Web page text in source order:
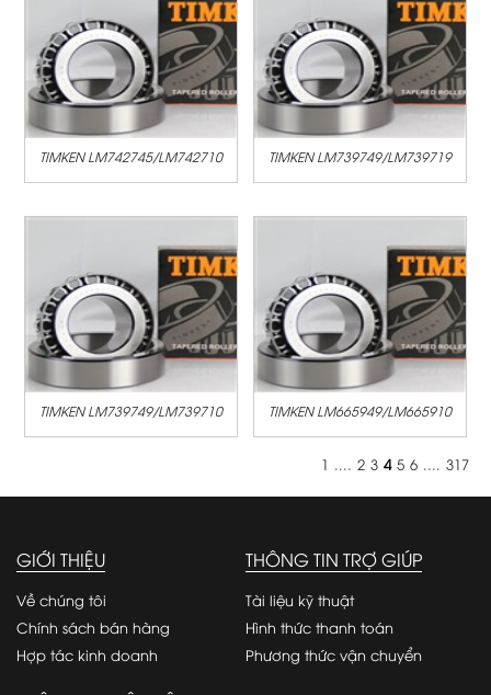
TIMKEN LM742745/LM742710 TIMKEN LM739749/LM739719
TIMKEN LM739749/LM739710 TIMKEN LM665949/LM665910
1 .... 2 3 4 5 6 .... 317
GIỚI THIỆU
Về chúng tôi
Chính sách bán hàng
Hợp tác kinh doanh
THÔNG TIN TRỢ GIÚP
Tài liệu kỹ thuật
Hình thức thanh toán
Phương thức vận chuyển